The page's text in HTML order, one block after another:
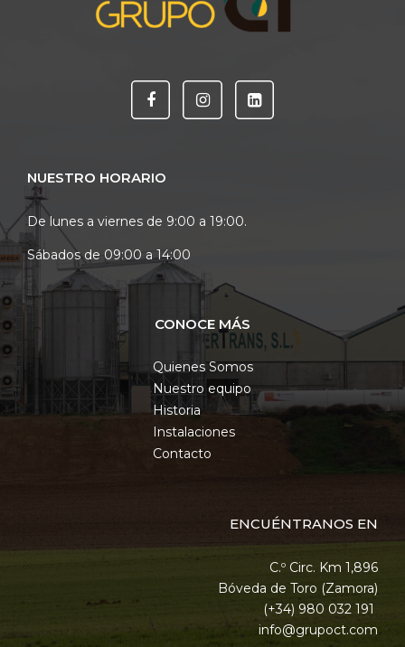
NUESTRO HORARIO
De lunes a viernes de 9:00 a 19:00.
Sábados de 09:00 a 14:00
CONOCE MÁS
Quienes Somos
Nuestro equipo
Historia
Instalaciones
Contacto
ENCUÉNTRANOS EN
C.º Circ. Km 1,896
Bóveda de Toro (Zamora)
(+34) 980 032 191
info@grupoct.com